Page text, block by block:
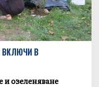
ВКЛЮЧИ В
и озеленяване